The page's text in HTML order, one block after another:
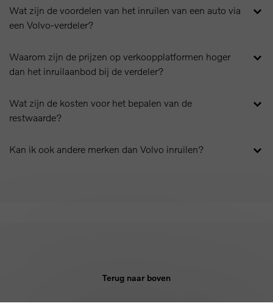
Wat zijn de voordelen van het inruilen van een auto via
een Volvo-verdeler?
Waarom zijn de prijzen op verkoopplatformen hoger
dan het inruilaanbod bij de verdeler?
Wat zijn de kosten voor het bepalen van de
restwaarde?
Kan ik ook andere merken dan Volvo inruilen?
Terug naar boven